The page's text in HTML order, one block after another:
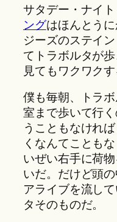
サタデー・ナイ
ングはほんとう
ジーズのステイ
てトラボルタが
見てもワクワクす
僕も毎朝、トラ
室まで歩いて行
うこともなけれ
くなんてことも
いぜい右手に荷
いだ。だけど頭
アライブを流し
タそのものだ。